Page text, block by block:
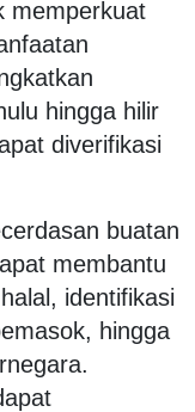
memperkuat
hingga hilir
diverifikasi
buatan
membantu
identifikasi
hingga